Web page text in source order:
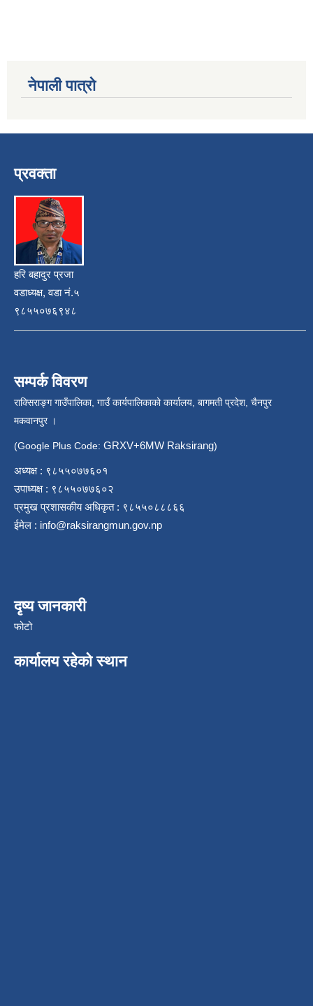
नेपाली पात्रो
प्रवक्ता
हरि बहादुर प्रजा
वडाध्यक्ष, वडा नं.५
९८५५०७६९४८
सम्पर्क विवरण
राक्सिराङ्ग गाउँपालिका, गाउँ कार्यपालिकाको कार्यालय, बागमती प्रदेश, चैनपुर
मकवानपुर ।
(Google Plus Code: GRXV+6MW Raksirang)
अध्यक्ष : ९८५५०७७६०१
उपाध्यक्ष : ९८५५०७७६०२
प्रमुख प्रशासकीय अधिकृत : ९८५५०८८८६६
ईमेल : info@raksirangmun.gov.np
दृष्य जानकारी
फोटो
कार्यालय रहेको स्थान